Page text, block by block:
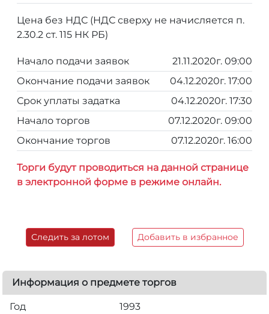
Цена без НДС (НДС сверху не начисляется п.
2.30.2 ст. 115 НК РБ)
Начало подачи заявок
21.11.2020г. 09:00
Окончание подачи заявок
04.12.2020г. 17:00
Срок уплаты задатка
04.12.2020г. 17:30
Начало торгов
07.12.2020г. 09:00
Окончание торгов
07.12.2020г. 16:00
Торги будут проводиться на данной странице
в электронной форме в режиме онлайн.
Следить за лотом Добавить в избранное
Информация о предмете торгов
Год 1993